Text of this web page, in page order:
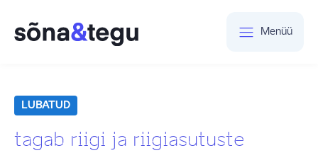
Menüü
LUBATUD
tagab riigi ja riigiasutuste